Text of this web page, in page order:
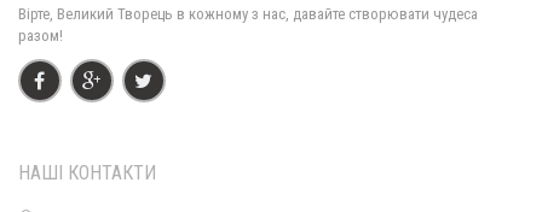
370.00грн.
Стильне жіноче плаття з блискавкою спереду
Стильне жіноче плаття в класичному стилі із брошкою
Вірте, Великий Творець в кожному з нас, давайте створювати чудеса
разом!
НАШІ КОНТАКТИ